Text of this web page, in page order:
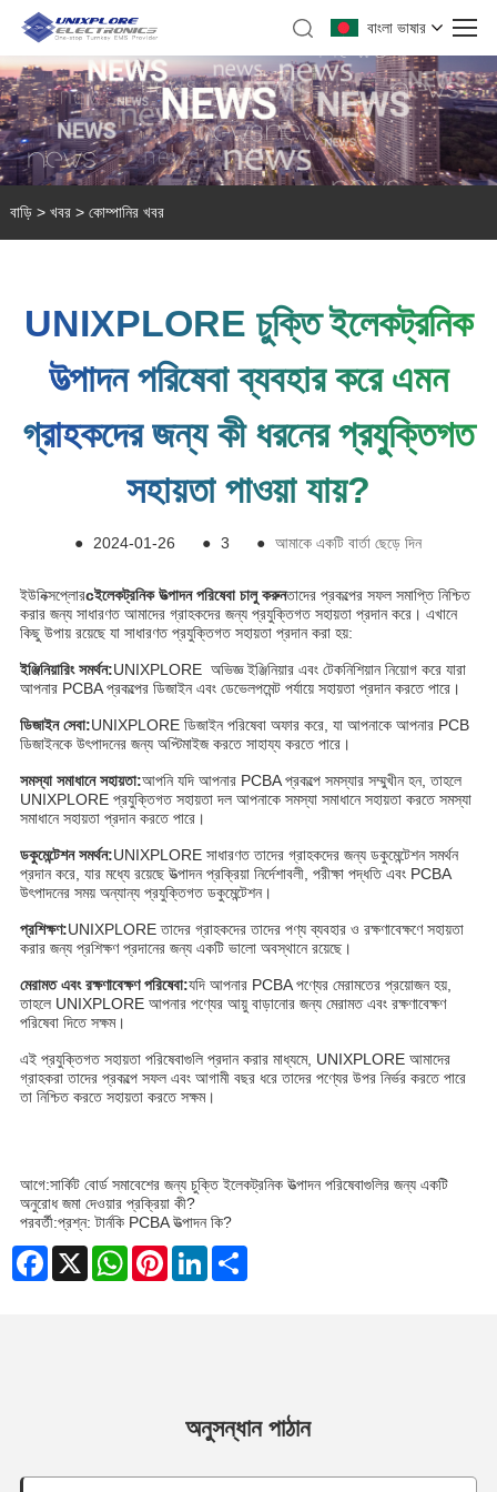
বাংলা ভাষার
বাড়ি > খবর> কোম্পানির খবর
UNIXPLORE চুক্তি ইলেকট্রনিক
উত্পাদন পরিষেবা ব্যবহার করে এমন
গ্রাহকদের জন্য কী ধরনের প্রযুক্তিগত
সহায়তা পাওয়া যায়?
● 2024-01-26 ● 3 ● আমাকে একটি বার্তা ছেড়ে দিন
ইউনিক্সপ্লোরcইলেকট্রনিক উত্পাদন পরিষেবা চালু করুনতাদের প্রকল্পের সফল সমাপ্তি নিশ্চিত
করার জন্য সাধারণত আমাদের গ্রাহকদের জন্য প্রযুক্তিগত সহায়তা প্রদান করে। এখানে
কিছু উপায় রয়েছে যা সাধারণত প্রযুক্তিগত সহায়তা প্রদান করা হয়:
ইঞ্জিনিয়ারিং সমর্থন:UNIXPLORE অভিজ্ঞ ইঞ্জিনিয়ার এবং টেকনিশিয়ান নিয়োগ করে যারা
আপনার PCBA প্রকল্পের ডিজাইন এবং ডেভেলপমেন্ট পর্যায়ে সহায়তা প্রদান করতে পারে।
ডিজাইন সেবা:UNIXPLORE ডিজাইন পরিষেবা অফার করে, যা আপনাকে আপনার PCB
ডিজাইনকে উৎপাদনের জন্য অপ্টিমাইজ করতে সাহায্য করতে পারে।
সমস্যা সমাধানে সহায়তা:আপনি যদি আপনার PCBA প্রকল্পে সমস্যার সম্মুখীন হন, তাহলে
UNIXPLORE প্রযুক্তিগত সহায়তা দল আপনাকে সমস্যা সমাধানে সহায়তা করতে সমস্যা
সমাধানে সহায়তা প্রদান করতে পারে।
ডকুমেন্টেশন সমর্থন:UNIXPLORE সাধারণত তাদের গ্রাহকদের জন্য ডকুমেন্টেশন সমর্থন
প্রদান করে, যার মধ্যে রয়েছে উত্পাদন প্রক্রিয়া নির্দেশাবলী, পরীক্ষা পদ্ধতি এবং PCBA
উৎপাদনের সময় অন্যান্য প্রযুক্তিগত ডকুমেন্টেশন।
প্রশিক্ষণ:UNIXPLORE তাদের গ্রাহকদের তাদের পণ্য ব্যবহার ও রক্ষণাবেক্ষণে সহায়তা
করার জন্য প্রশিক্ষণ প্রদানের জন্য একটি ভালো অবস্থানে রয়েছে।
মেরামত এবং রক্ষণাবেক্ষণ পরিষেবা:যদি আপনার PCBA পণ্যের মেরামতের প্রয়োজন হয়,
তাহলে UNIXPLORE আপনার পণ্যের আয়ু বাড়ানোর জন্য মেরামত এবং রক্ষণাবেক্ষণ
পরিষেবা দিতে সক্ষম।
এই প্রযুক্তিগত সহায়তা পরিষেবাগুলি প্রদান করার মাধ্যমে, UNIXPLORE আমাদের
গ্রাহকরা তাদের প্রকল্পে সফল এবং আগামী বছর ধরে তাদের পণ্যের উপর নির্ভর করতে পারে
তা নিশ্চিত করতে সহায়তা করতে সক্ষম।
আগে:সার্কিট বোর্ড সমাবেশের জন্য চুক্তি ইলেকট্রনিক উত্পাদন পরিষেবাগুলির জন্য একটি
অনুরোধ জমা দেওয়ার প্রক্রিয়া কী?
পরবর্তী:প্রশ্ন: টার্নকি PCBA উত্পাদন কি?
Facebook
X WhatsAppPinterestLinkedInShare
অনুসন্ধান পাঠান